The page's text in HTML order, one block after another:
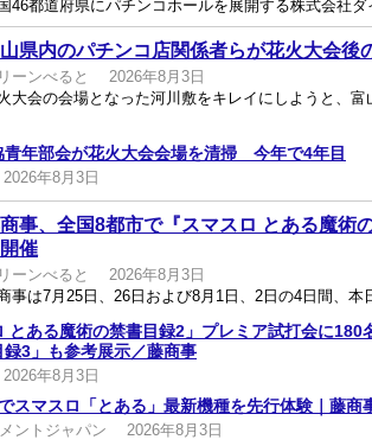
県内のパチンコ店関係者らが花火大会後
ーンべると
2026年8月3日
青年部会が花火大会会場を清掃 今年で4年目
2026年8月3日
事、全国8都市で『スマスロ とある魔術
催
ーンべると
2026年8月3日
とある魔術の禁書目録2」プレミア試打会に
録3」も参考展示／藤商事
2026年8月3日
スマスロ「とある」最新機種を先行体験｜藤商
ントジャパン 2026年8月3日